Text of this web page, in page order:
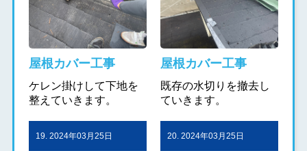
屋根カバー工事
ケレン掛けして下地を
整えていきます。
屋根カバー工事
既存の水切りを撤去し
ていきます。
19. 2024年03月25日 20. 2024年03月25日